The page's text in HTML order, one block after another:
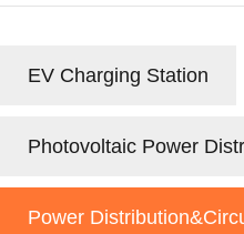
EV Charging Station
Photovoltaic Power
Power